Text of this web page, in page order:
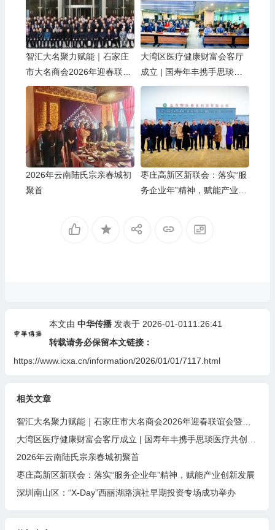
智汇大名聚力赋能｜石家庄
市大名商会2026年迎春联谊
会暨招商引资推介会圆满落
大湾区医疗健康财富会客厅
成立 | 国寿年丰携手思琰医
疗共创未来
2026年云南陆氏宗亲春城初
聚首
枣庄高新区新联会：落实“服
务企业年”精神，赋能产业创
本文由 中华传播发表于 2026-01-0111:26:41
转载请务必保留本文链接：
https://www.icxa.cn/information/2026/01/01/7117.html
相关文章
智汇大名聚力赋能｜石家庄市大名商会2026年迎春联谊会暨招商引资推介会圆满落幕
大湾区医疗健康财富会客厅成立 | 国寿年丰携手思琰医疗共创未来
2026年云南陆氏宗亲春城初聚首
枣庄高新区新联会：落实“服务企业年”精神，赋能产业创新发展
深圳南山区：“X-Day”西丽湖路演社早期投资专场成功举办